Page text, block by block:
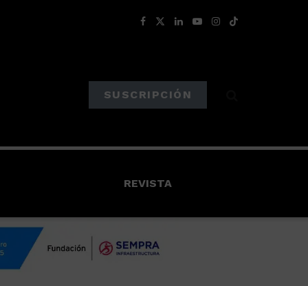
SUSCRIPCIÓN
REVISTA